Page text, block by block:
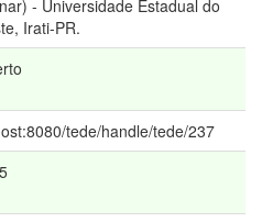
- Universidade Estadual do
Irati-PR.
tede/handle/tede/237